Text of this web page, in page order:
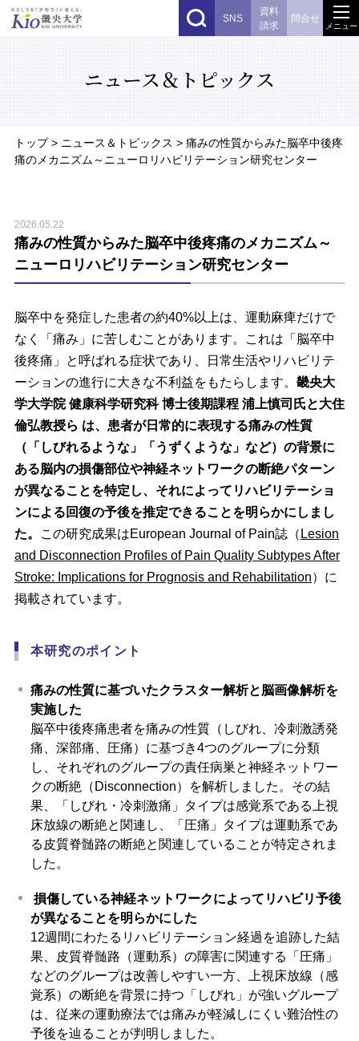
メニュー
SNS
資料
請求
問合せ
ニュース＆トピックス
トップ> ニュース＆トピックス > 痛みの性質からみた脳卒中後疼
痛のメカニズム～ニューロリハビリテーション研究センター
2026.05.22
痛みの性質からみた脳卒中後疼痛のメカニズム～
ニューロリハビリテーション研究センター
脳卒中を発症した患者の約40%以上は、運動麻痺だけで
なく「痛み」に苦しむことがあります。これは「脳卒中
後疼痛」と呼ばれる症状であり、日常生活やリハビリテ
ーションの進行に大きな不利益をもたらします。 畿央大
学大学院 健康科学研究科 博士後期課程 浦上慎司氏と大住
倫弘教授ら は、患者が日常的に表現する痛みの性質
（「しびれるような」「うずくような」など）の背景に
ある脳内の損傷部位や神経ネットワークの断絶パターン
が異なることを特定し、それによってリハビリテーショ
ンによる回復の予後を推定できることを明らかにしまし
た。
この研究成果はEuropean Journal of Pain誌（ Lesion
and Disconnection Profiles of Pain Quality Subtypes After
Stroke: Implications for Prognosis and Rehabilitation）に
掲載されています。
本研究のポイント
痛みの性質に基づいたクラスター解析と脳画像解析を
実施した
脳卒中後疼痛患者を痛みの性質（しびれ、冷刺激誘発
痛、深部痛、圧痛）に基づき4つのグループに分類
し、それぞれのグループの責任病巣と神経ネットワー
クの断絶（Disconnection）を解析しました。その結
果、「しびれ・冷刺激痛」タイプは感覚系である上視
床放線の断絶と関連し、「圧痛」タイプは運動系であ
る皮質脊髄路の断絶と関連していることが特定されま
した。
損傷している神経ネットワークによってリハビリ予後
が異なることを明らかにした
12週間にわたるリハビリテーション経過を追跡した結
果、皮質脊髄路（運動系）の障害に関連する「圧痛」
などのグループは改善しやすい一方、上視床放線（感
覚系）の断絶を背景に持つ「しびれ」が強いグループ
は、従来の運動療法では痛みが軽減しにくい難治性の
予後を辿ることが判明しました。